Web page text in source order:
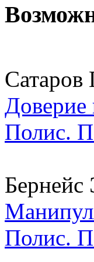
Сатаров
Доверие
Полис.
Бернейс
Полис.